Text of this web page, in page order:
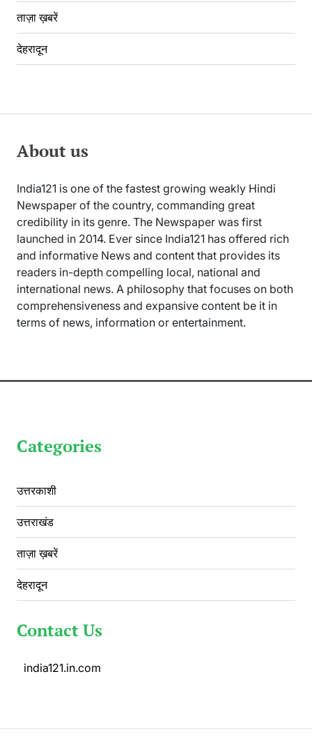
ताज़ा ख़बरें
देहरादून
About us
India121 is one of the fastest growing weakly Hindi
Newspaper of the country, commanding great
credibility in its genre. The Newspaper was first
launched in 2014. Ever since India121 has offered rich
and informative News and content that provides its
readers in-depth compelling local, national and
international news. A philosophy that focuses on both
comprehensiveness and expansive content be it in
terms of news, information or entertainment.
Categories
उत्तरकाशी
उत्तराखंड
ताज़ा ख़बरें
देहरादून
Contact Us
india121.in.com